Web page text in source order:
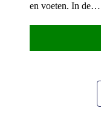
en voeten.​ In de…